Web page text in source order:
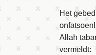
Het
Allah
vermeldt: